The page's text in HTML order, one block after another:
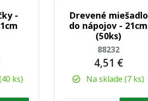
-
ks)
Drevené miešadlo
do nápojov - 21cm
(50ks)
88232
4,51 €
Na sklade (7 ks)